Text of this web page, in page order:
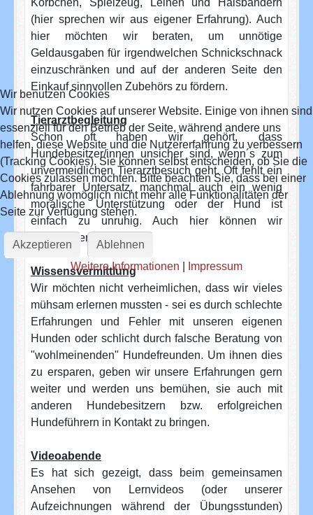
Körbchen, Spielzeug, Leinen und Halsbändern
(hier sprechen wir aus eigener Erfahrung). Auch
hier möchten wir beraten, um unnötige
Geldausgaben für irgendwelchen Schnickschnack
einzuschränken und auf der anderen Seite den
Einkauf sinnvollen Zubehörs zu fördern.
Tierarztbegleitung
Schon oft haben wir gehört, dass
Hundebesitzer/innen unsicher sind, wenn´s zum
unvermeidlichen Tierarztbesuch geht. Oft fehlt ein
fahrbarer Untersatz, manchmal auch ein wenig
moralische Unterstützung oder der Hund ist
einfach zu unruhig. Auch hier können wir
weiterhelfen.
Wissensvermittlung
Wir möchten nicht verheimlichen, dass wir vieles
mühsam erlernen mussten - sei es durch schlechte
Erfahrungen und Fehler mit unseren eigenen
Hunden oder schlicht durch falsche Beratung von
"wohlmeinenden" Hundefreunden. Um ihnen dies
zu ersparen, geben wir unsere Erfahrungen gern
weiter und werden uns bemühen, sie auch mit
anderen Hundebesitzern bzw. erfolgreichen
Hundeführern in Kontakt zu bringen.
Videoabende
Es hat sich gezeigt, dass beim gemeinsamen
Ansehen von Lernvideos (oder unserer
Aufzeichnungen während der Übungsstunden)
Wir benutzen Cookies
Wir nutzen Cookies auf unserer Website. Einige von ihnen sind
essenziell für den Betrieb der Seite, während andere uns
helfen, diese Website und die Nutzererfahrung zu verbessern
(Tracking Cookies). Sie können selbst entscheiden, ob Sie die
Cookies zulassen möchten. Bitte beachten Sie, dass bei einer
Ablehnung womöglich nicht mehr alle Funktionalitäten der
Seite zur Verfügung stehen.
Akzeptieren
Ablehnen
Weitere Informationen
Impressum